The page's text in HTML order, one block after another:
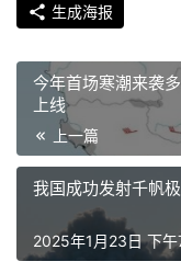
生成海报
今年首场寒潮来袭
上线
上一篇
我国成功发射千帆
2025年1月23日 下